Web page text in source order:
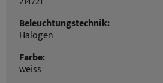
Beleuchtungstechnik:
Halogen
Farbe:
weiss